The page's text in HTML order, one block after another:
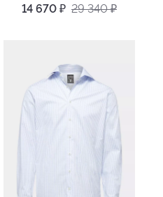
14 670 ₽ 29 340₽